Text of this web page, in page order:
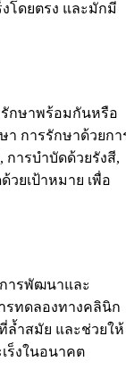
โดยตรง และมักมี
รักษาพร้อมกันหรือ
า การรักษาด้วยกา
การบำบัดด้วยรังสี,
ยเป้าหมาย เพื่อ
ารพัฒนาและ
รทดลองทางคลินิก
ล้ำสมัย และช่วยให้
ร็งในอนาคต